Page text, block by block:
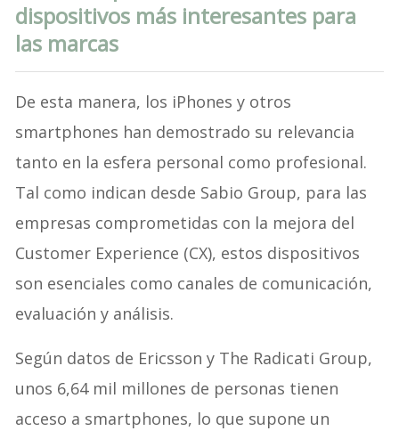
dispositivos más interesantes para
las marcas
De esta manera, los iPhones y otros
smartphones han demostrado su relevancia
tanto en la esfera personal como profesional.
Tal como indican desde Sabio Group, para las
empresas comprometidas con la mejora del
Customer Experience (CX), estos dispositivos
son esenciales como canales de comunicación,
evaluación y análisis.
Según datos de Ericsson y The Radicati Group,
unos 6,64 mil millones de personas tienen
acceso a smartphones, lo que supone un